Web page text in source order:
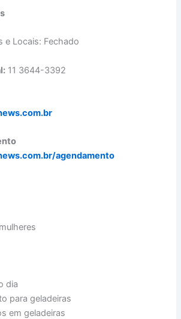
e Locais: Fechado
11 3644-3392
agendamento
dia
para geladeiras
em geladeiras